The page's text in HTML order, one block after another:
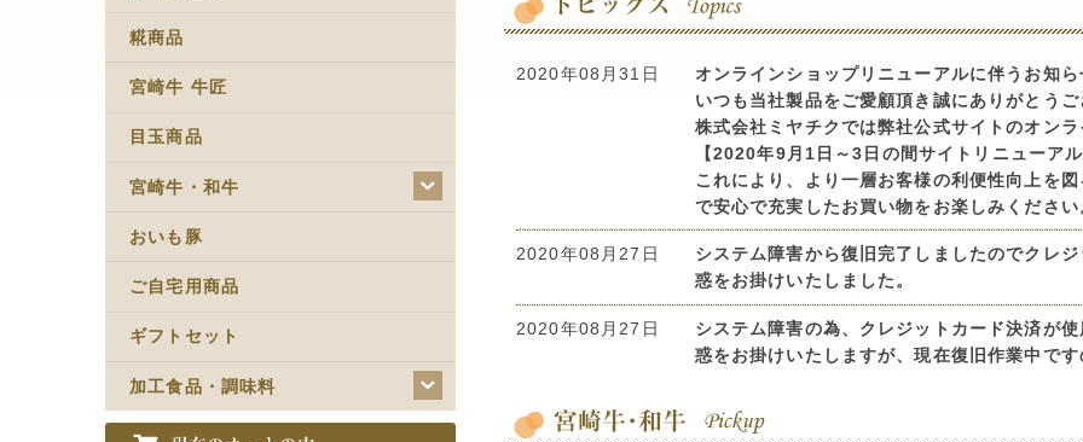
2020年08月31日
オンラインショップリニューアルに伴うお知ら
いつも当社製品をご愛顧頂き誠にありがとう
株式会社ミヤチクでは弊社公式サイトのオン
【2020年9月1日～3日の間サイトリニューア
これにより、より一層お客様の利便性向上を
で安心で充実したお買い物をお楽しみください
2020年08月27日
システム障害から復旧完了しましたのでクレ
惑をお掛けいたしました。
2020年08月27日
システム障害の為、クレジットカード決済が
惑をお掛けいたしますが、現在復旧作業中で
8月16日放送☆お取り寄せグルメ☆宮崎牛ぺ
糀商品
宮崎牛 牛匠
目玉商品
宮崎牛・和牛
おいも豚
ご自宅用商品
ギフトセット
加工食品・調味料